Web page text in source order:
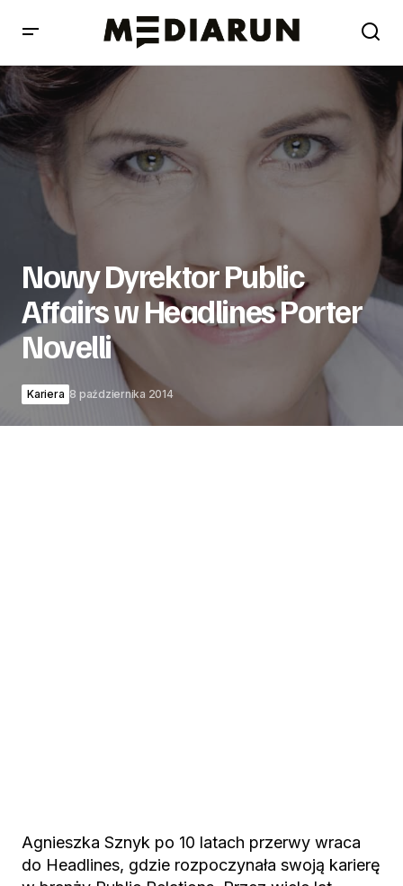
Nowy Dyrektor Public Affairs w Headlines Porter Novelli
Nowy Dyrektor Public
Affairs w Headlines Porter
Novelli
Kariera 8 października 2014
Agnieszka Sznyk po 10 latach przerwy wraca
do Headlines, gdzie rozpoczynała swoją karierę